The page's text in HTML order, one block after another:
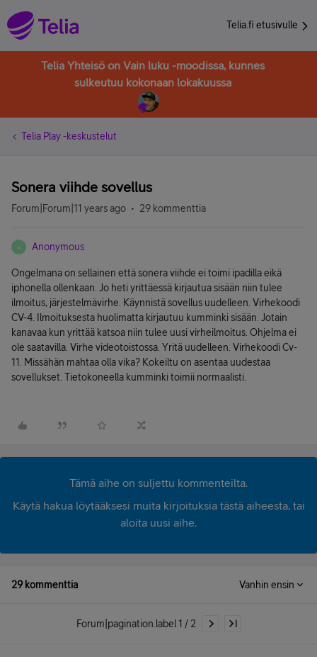
Telia.fi etusivulle
Telia Yhteisö on Vain luku -moodissa, kunnes
sulkeutuu kokonaan lokakuussa
Telia Play -keskustelut
Sonera viihde sovellus
Forum|Forum|11 years ago 29 kommenttia
A Anonymous
Ongelmana on sellainen että sonera viihde ei toimi ipadilla eikä
iphonella ollenkaan. Jo heti yrittäessä kirjautua sisään niin tulee
ilmoitus, järjestelmävirhe. Käynnistä sovellus uudelleen. Virhekoodi
CV-4. Ilmoituksesta huolimatta kirjautuu kumminki sisään. Jotain
kanavaa kun yrittää katsoa niin tulee uusi virheilmoitus. Ohjelma ei
ole saatavilla. Virhe videotoistossa. Yritä uudelleen. Virhekoodi Cv-
11. Missähän mahtaa olla vika? Kokeiltu on asentaa uudestaa
sovellukset. Tietokoneella kumminki toimii normaalisti.
Tämä aihe on suljettu kommenteilta.
Käytä hakua löytääksesi muita kirjoituksia tästä aiheesta, tai
aloita uusi aihe.
29 kommenttia Vanhin ensin
Forum|pagination.label 1 / 2